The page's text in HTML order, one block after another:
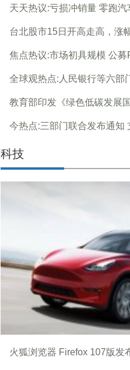
天天热议:亏损冲销量 零跑汽
台北股市15日开高走高，涨
焦点热议:市场初具规模 公
全球观热点:人民银行等六部
教育部印发《绿色低碳发展
今热点:三部门联合发布通知
科技
火狐浏览器 Firefox 107版发